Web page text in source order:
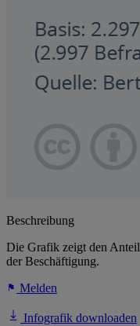
Beschreibung
Die Grafik zeigt den
der Beschäftigung.
Melden
Infografik downloaden